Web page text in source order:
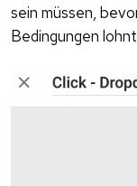
sein müssen,
Bedingungen